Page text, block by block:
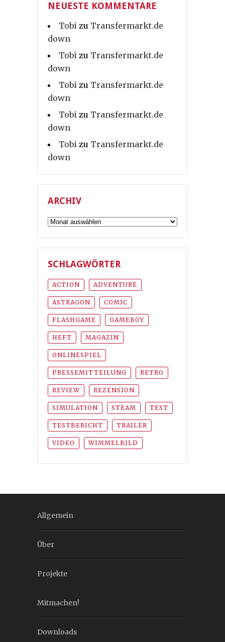
NEUESTE KOMMENTARE
Tobi zu Transfermarkt.de
down
Tobi zu Transfermarkt.de
down
Tobi zu Transfermarkt.de
down
Tobi zu Transfermarkt.de
down
Tobi zu Transfermarkt.de
down
ARCHIV
Archiv
SCHLAGWÖRTER
ACTION ADVENTURE
ASTRAGON COMIC
FLASHGAME GAMEBOY
HEFT MAGAZIN
ONLINESPIEL
PRESSEMITTEILUNG RETRO
REVIEW REZENSION
SIMULATION STEAM TEST
TESTBERICHT TRAILER
VIDEO WIMMELBILD
Allgemein
Über
Projekte
Mitmachen!
Downloads